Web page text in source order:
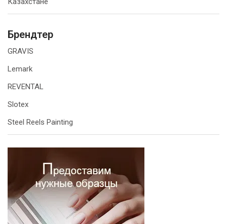
Брендтер
GRAVIS
Lemark
REVENTAL
Slotex
Steel Reels Painting